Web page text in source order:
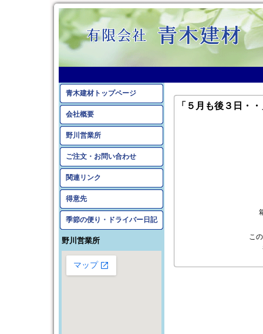
青木建材トップページ
会社概要
野川営業所
ご注文・お問い合わせ
関連リンク
得意先
季節の便り・ドライバー日記
野川営業所
「５月も後３日・
こ